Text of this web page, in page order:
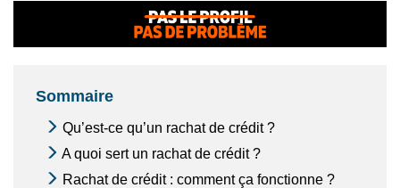
Sommaire
Qu’est-ce qu’un rachat de crédit ?
A quoi sert un rachat de crédit ?
Rachat de crédit : comment ça fonctionne ?